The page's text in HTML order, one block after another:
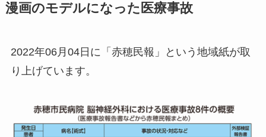
漫画のモデルになった医療事故
2022年06月04日に「赤穂民報」という地域紙が取
り上げています。